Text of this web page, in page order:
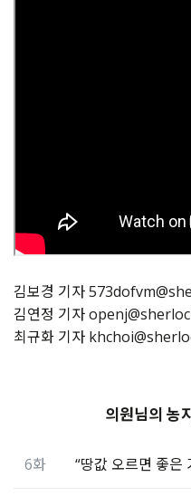
김보경 기자
김연정 기자
최규화 기자
의원님의 농
6화